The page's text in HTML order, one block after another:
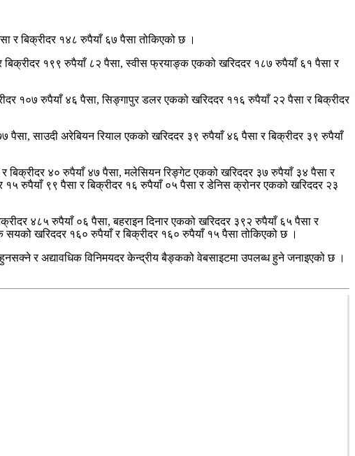
र बिक्रीदर १४८ रुपैयाँ ६७ पैसा तोकिएको छ ।
१९९ रुपैयाँ ८२ पैसा, स्वीस फ्रयाङ्क एकको खरिददर १८७ रुपैयाँ ६१ पैसा र
१०७ रुपैयाँ ४६ पैसा, सिङ्गापुर डलर एकको खरिददर ११६ रुपैयाँ २२ पैसा र बिक्रीदर
पैसा, साउदी अरेबियन रियाल एकको खरिददर ३९ रुपैयाँ ४६ पैसा र बिक्रीदर ३९ रुपैयाँ
बिक्रीदर ४० रुपैयाँ ४७ पैसा, मलेसियन रिङ्गेट एकको खरिददर ३७ रुपैयाँ ३४ पैसा र
रुपैयाँ ९९ पैसा र बिक्रीदर १६ रुपैयाँ ०५ पैसा र डेनिस क्रोनर एकको खरिददर २३
४८५ रुपैयाँ ०६ पैसा, बहराइन दिनार एकको खरिददर ३९२ रुपैयाँ ६५ पैसा र
खरिददर १६० रुपैयाँ र बिक्रीदर १६० रुपैयाँ १५ पैसा तोकिएको छ ।
र अद्यावधिक विनिमयदर केन्द्रीय बैङ्कको वेबसाइटमा उपलब्ध हुने जनाइएको छ ।